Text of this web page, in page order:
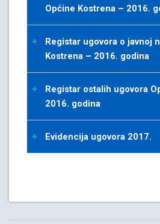
Općine Kostrena – 2016.
Registar ugovora o javnoj
Kostrena – 2016. godina
Registar ostalih ugovora
2016. godina
Evidencija ugovora 2017.